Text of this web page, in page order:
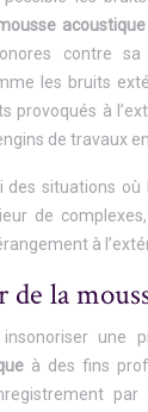
acoustique
contre
les bruits
provoqués à
de travaux
des situations
de
à
la
une
à des fins